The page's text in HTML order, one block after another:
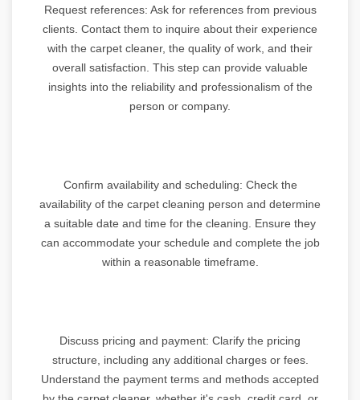
Request references: Ask for references from previous
clients. Contact them to inquire about their experience
with the carpet cleaner, the quality of work, and their
overall satisfaction. This step can provide valuable
insights into the reliability and professionalism of the
person or company.
Confirm availability and scheduling: Check the
availability of the carpet cleaning person and determine
a suitable date and time for the cleaning. Ensure they
can accommodate your schedule and complete the job
within a reasonable timeframe.
Discuss pricing and payment: Clarify the pricing
structure, including any additional charges or fees.
Understand the payment terms and methods accepted